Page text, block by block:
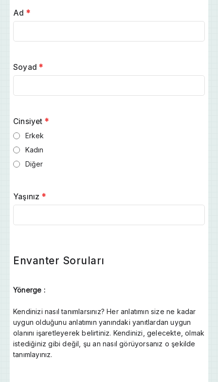
Ad *
Soyad*
Cinsiyet *
Erkek
Kadın
Diğer
Yaşınız *
Envanter Soruları
Yönerge :
Kendinizi nasıl tanımlarsınız? Her anlatımın size ne kadar
uygun olduğunu anlatımın yanındaki yanıtlardan uygun
olanını işaretleyerek belirtiniz. Kendinizi, gelecekte, olmak
istediğiniz gibi değil, şu an nasıl görüyorsanız o şekilde
tanımlayınız.